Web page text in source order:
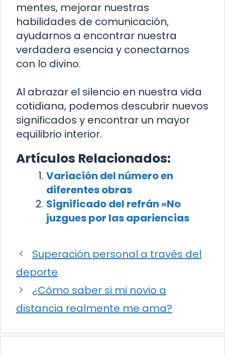
mentes, mejorar nuestras
habilidades de comunicación,
ayudarnos a encontrar nuestra
verdadera esencia y conectarnos
con lo divino.
Al abrazar el silencio en nuestra vida
cotidiana, podemos descubrir nuevos
significados y encontrar un mayor
equilibrio interior.
Artículos Relacionados:
Variación del número en
diferentes obras
Significado del refrán «No
juzgues por las apariencias
Superación personal a través del
deporte
¿Cómo saber si mi novio a
distancia realmente me ama?